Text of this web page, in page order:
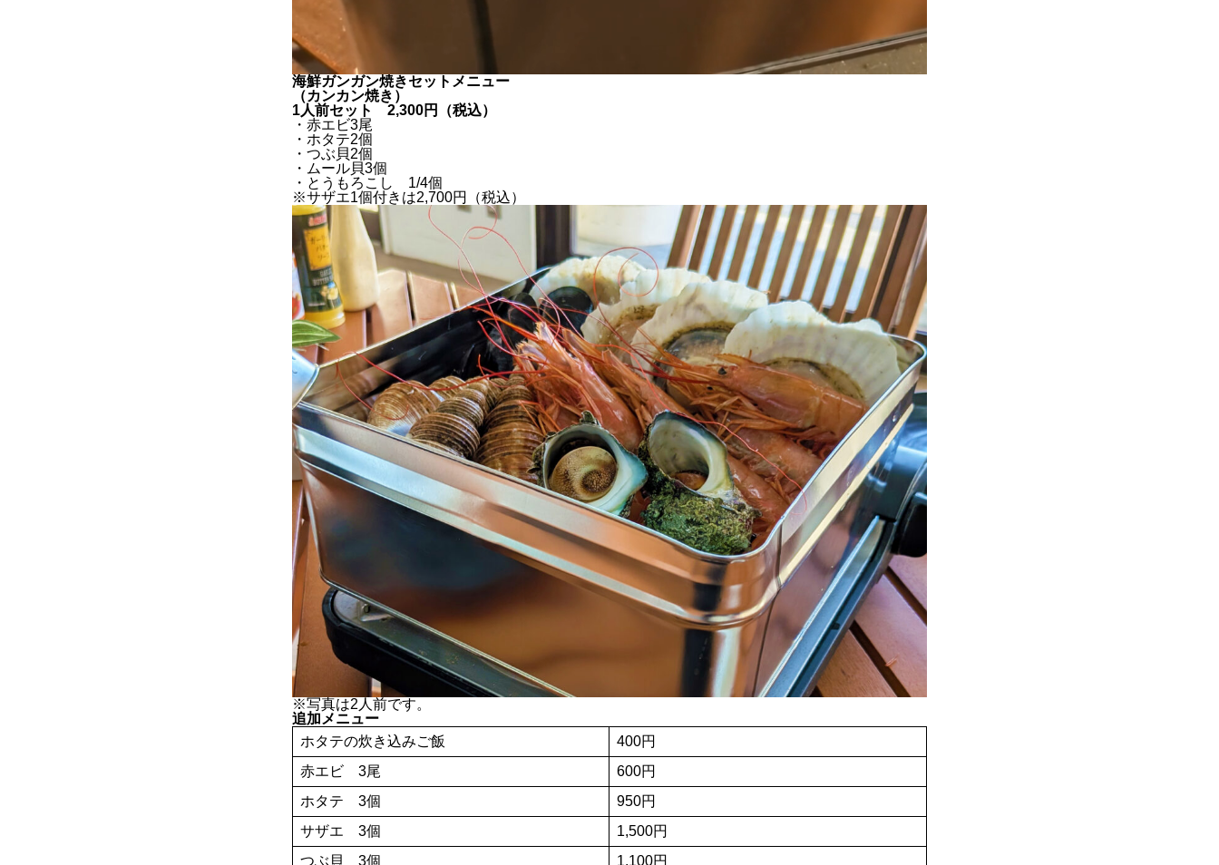
海鮮ガンガン焼きセットメニュー
（カンカン焼き）
1人前セット 2,300円（税込）
・赤エビ3尾
・ホタテ2個
・つぶ貝2個
・ムール貝3個
・とうもろこし 1/4個
※サザエ1個付きは2,700円（税込）
※写真は2人前です。
追加メニュー
ホタテの炊き込みご飯
400円
赤エビ 3尾
600円
ホタテ 3個
950円
サザエ 3個
1,500円
つぶ貝 3個
1,100円